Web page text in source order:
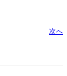
次へ